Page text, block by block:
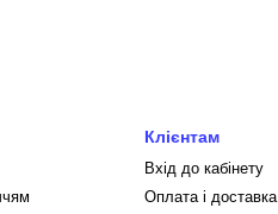
Клієнтам
Вхід до кабінету
Оплата і доставка